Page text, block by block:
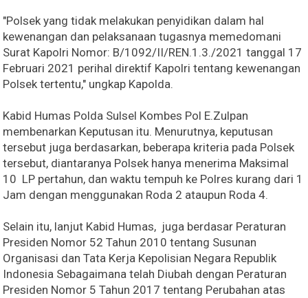
"Polsek yang tidak melakukan penyidikan dalam hal
kewenangan dan pelaksanaan tugasnya memedomani
Surat Kapolri Nomor: B/1092/II/REN.1.3./2021 tanggal 17
Februari 2021 perihal direktif Kapolri tentang kewenangan
Polsek tertentu," ungkap Kapolda.
Kabid Humas Polda Sulsel Kombes Pol E.Zulpan
membenarkan Keputusan itu. Menurutnya, keputusan
tersebut juga berdasarkan, beberapa kriteria pada Polsek
tersebut, diantaranya Polsek hanya menerima Maksimal
10 LP pertahun, dan waktu tempuh ke Polres kurang dari 1
Jam dengan menggunakan Roda 2 ataupun Roda 4.
Selain itu, lanjut Kabid Humas, juga berdasar Peraturan
Presiden Nomor 52 Tahun 2010 tentang Susunan
Organisasi dan Tata Kerja Kepolisian Negara Republik
Indonesia Sebagaimana telah Diubah dengan Peraturan
Presiden Nomor 5 Tahun 2017 tentang Perubahan atas